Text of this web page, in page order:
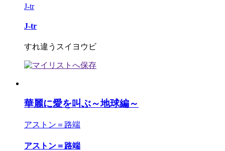
J-tr
J-tr
すれ違うスイヨウビ
華麗に愛を叫ぶ～地球編～
アストン＝路端
アストン＝路端